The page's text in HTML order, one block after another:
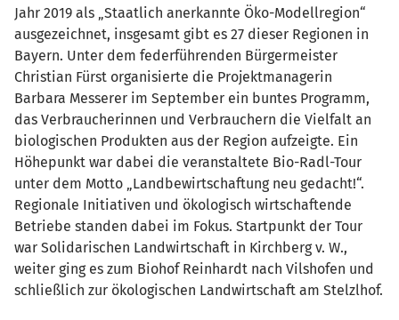
Jahr 2019 als „Staatlich anerkannte Öko-Modellregion“
ausgezeichnet, insgesamt gibt es 27 dieser Regionen in
Bayern. Unter dem federführenden Bürgermeister
Christian Fürst organisierte die Projektmanagerin
Barbara Messerer im September ein buntes Programm,
das Verbraucherinnen und Verbrauchern die Vielfalt an
biologischen Produkten aus der Region aufzeigte. Ein
Höhepunkt war dabei die veranstaltete Bio-Radl-Tour
unter dem Motto „Landbewirtschaftung neu gedacht!“.
Regionale Initiativen und ökologisch wirtschaftende
Betriebe standen dabei im Fokus. Startpunkt der Tour
war Solidarischen Landwirtschaft in Kirchberg v. W.,
weiter ging es zum Biohof Reinhardt nach Vilshofen und
schließlich zur ökologischen Landwirtschaft am Stelzlhof.